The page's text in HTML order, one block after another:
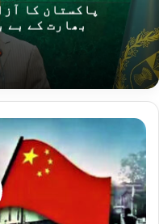
پاکستان کا
بھارت کے بے
ک
ر
ا
چ
ی
س